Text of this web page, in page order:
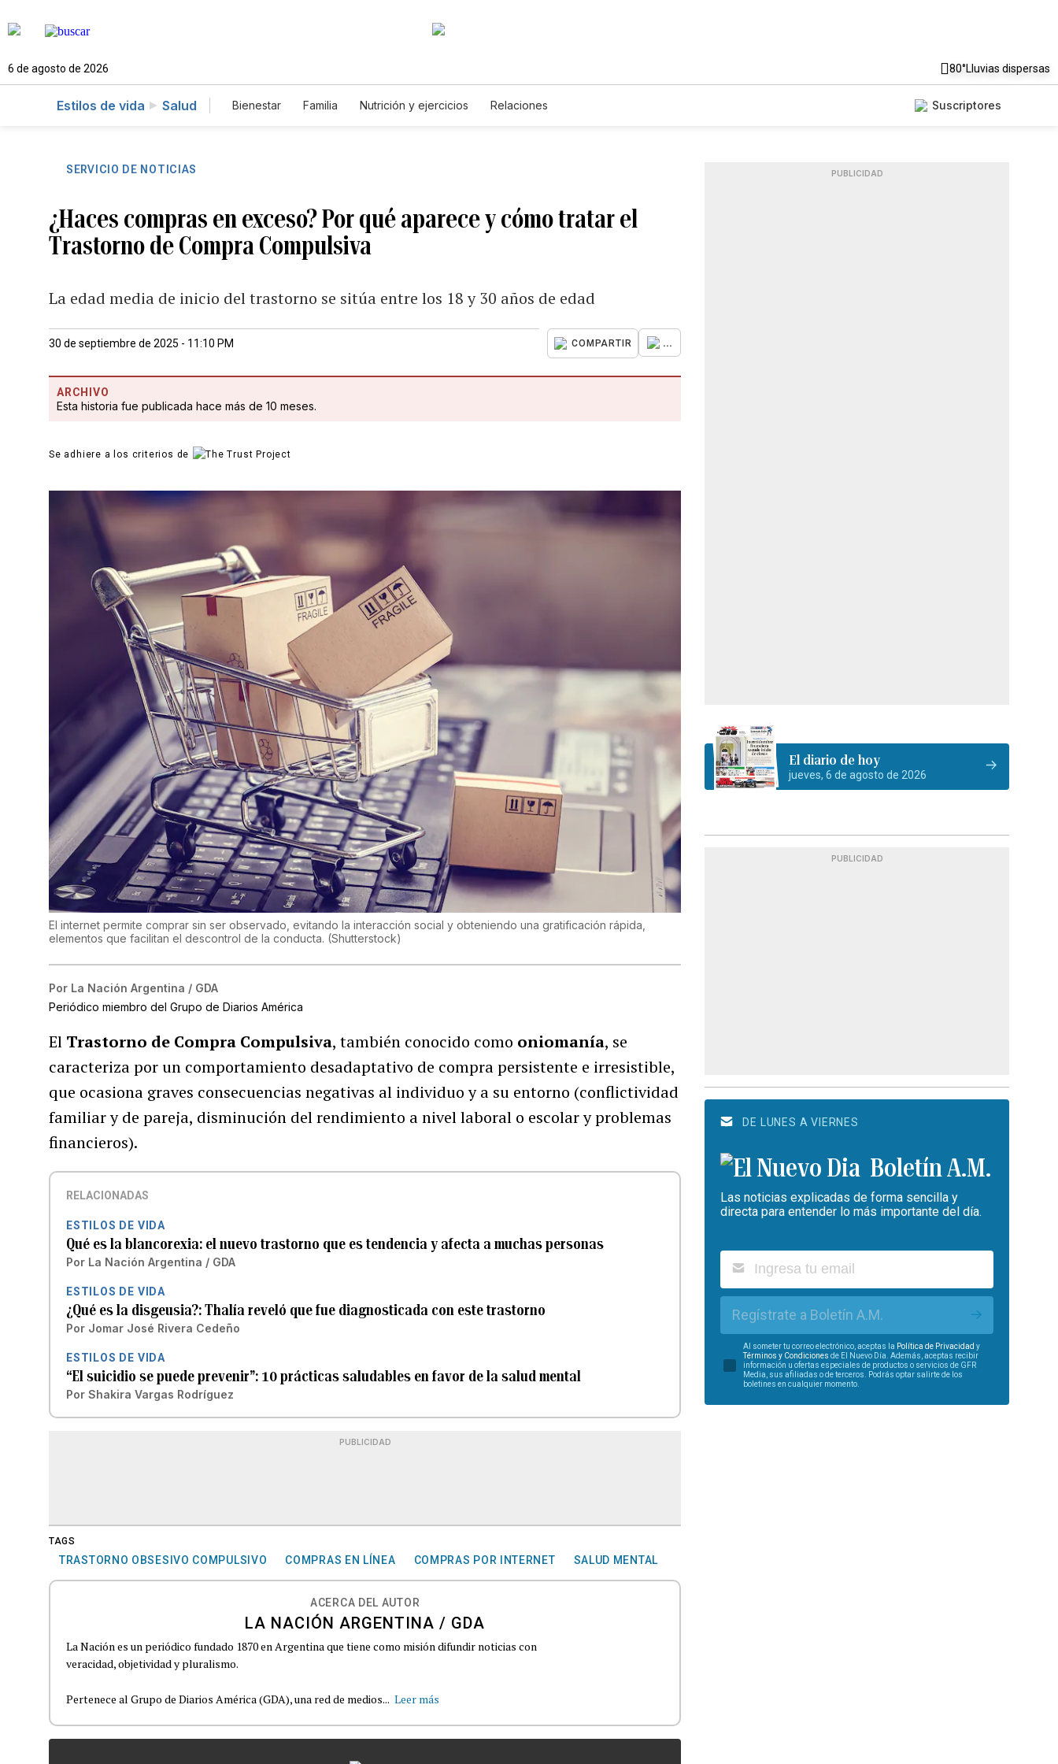
6 de agosto de 2026 80°Lluvias dispersas
Estilos de vida Salud Bienestar Familia Nutrición y ejercicios Relaciones Suscriptores
SERVICIO DE NOTICIAS
¿Haces compras en exceso? Por qué aparece y cómo tratar el
Trastorno de Compra Compulsiva
La edad media de inicio del trastorno se sitúa entre los 18 y 30 años de edad
30 de septiembre de 2025 - 11:10 PM COMPARTIR ...
ARCHIVO
Esta historia fue publicada hace más de 10 meses.
Se adhiere a los criterios de
El internet permite comprar sin ser observado, evitando la interacción social y obteniendo una gratificación rápida,
elementos que facilitan el descontrol de la conducta. (Shutterstock)
Por La Nación Argentina / GDA
Periódico miembro del Grupo de Diarios América
El Trastorno de Compra Compulsiva, también conocido como oniomanía, se
caracteriza por un comportamiento desadaptativo de compra persistente e irresistible,
que ocasiona graves consecuencias negativas al individuo y a su entorno (conflictividad
familiar y de pareja, disminución del rendimiento a nivel laboral o escolar y problemas
financieros).
RELACIONADAS
ESTILOS DE VIDA
Qué es la blancorexia: el nuevo trastorno que es tendencia y afecta a muchas personas
Por La Nación Argentina / GDA
ESTILOS DE VIDA
¿Qué es la disgeusia?: Thalía reveló que fue diagnosticada con este trastorno
Por Jomar José Rivera Cedeño
ESTILOS DE VIDA
“El suicidio se puede prevenir”: 10 prácticas saludables en favor de la salud mental
Por Shakira Vargas Rodríguez
PUBLICIDAD
TAGS
TRASTORNO OBSESIVO COMPULSIVO COMPRAS EN LÍNEA COMPRAS POR INTERNET SALUD MENTAL
ACERCA DEL AUTOR
LA NACIÓN ARGENTINA / GDA
La Nación es un periódico fundado 1870 en Argentina que tiene como misión difundir noticias con
veracidad, objetividad y pluralismo.
Pertenece al Grupo de Diarios América (GDA), una red de medios... Leer más
PUBLICIDAD
El diario de hoy
jueves, 6 de agosto de 2026
PUBLICIDAD
DE LUNES A VIERNES
Boletín A.M.
Las noticias explicadas de forma sencilla y
directa para entender lo más importante del día.
Regístrate a Boletín A.M.
Al someter tu correo electrónico, aceptas la Política de Privacidad y
Términos y Condiciones de El Nuevo Día. Además, aceptas recibir
información u ofertas especiales de productos o servicios de GFR
Media, sus afiliadas o de terceros. Podrás optar salirte de los
boletines en cualquier momento.